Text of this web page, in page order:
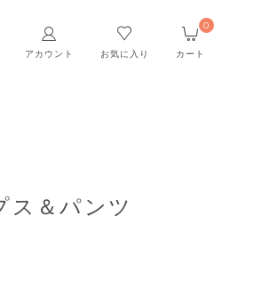
アカウント お気に入り カート
0
ス＆パンツ